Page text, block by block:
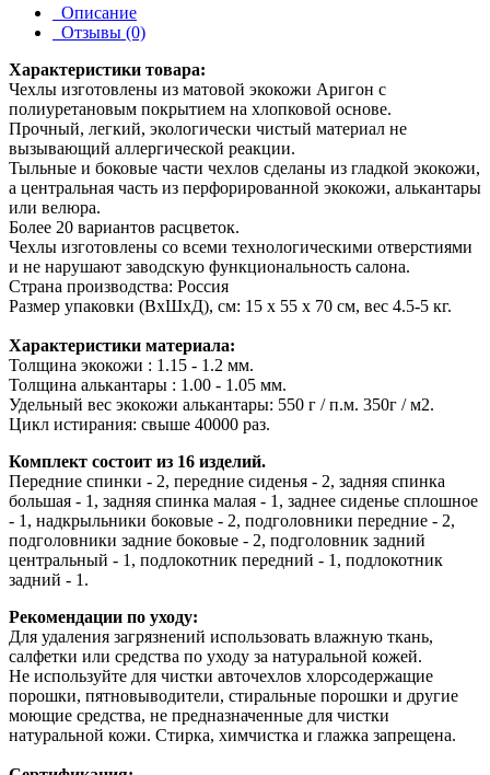
Описание
Отзывы (0)
Характеристики товара:
Чехлы изготовлены из матовой экокожи Аригон с
полиуретановым покрытием на хлопковой основе.
Прочный, легкий, экологически чистый материал не
вызывающий аллергической реакции.
Тыльные и боковые части чехлов сделаны из гладкой экокожи,
а центральная часть из перфорированной экокожи, алькантары
или велюра.
Более 20 вариантов расцветок.
Чехлы изготовлены со всеми технологическими отверстиями
и не нарушают заводскую функциональность салона.
Страна производства: Россия
Размер упаковки (ВхШхД), см: 15 x 55 x 70 см, вес 4.5-5 кг.
Характеристики материала:
Толщина экокожи : 1.15 - 1.2 мм.
Толщина алькантары : 1.00 - 1.05 мм.
Удельный вес экокожи алькантары: 550 г / п.м. 350г / м2.
Цикл истирания: свыше 40000 раз.
Комплект состоит из 16 изделий.
Передние спинки - 2, передние сиденья - 2, задняя спинка
большая - 1, задняя спинка малая - 1, заднее сиденье сплошное
- 1, надкрыльники боковые - 2, подголовники передние - 2,
подголовники задние боковые - 2, подголовник задний
центральный - 1, подлокотник передний - 1, подлокотник
задний - 1.
Рекомендации по уходу:
Для удаления загрязнений использовать влажную ткань,
салфетки или средства по уходу за натуральной кожей.
Не используйте для чистки авточехлов хлорсодержащие
порошки, пятновыводители, стиральные порошки и другие
моющие средства, не предназначенные для чистки
натуральной кожи. Стирка, химчистка и глажка запрещена.